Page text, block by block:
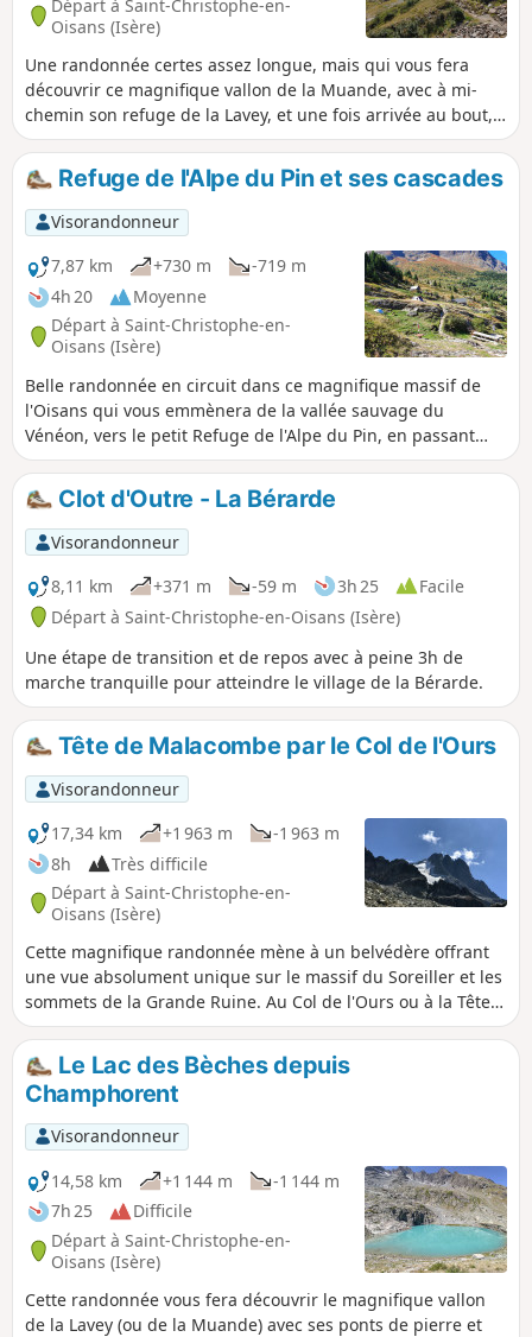
Départ à Saint-Christophe-en-
Oisans (Isère)
Une randonnée certes assez longue, mais qui vous fera
découvrir ce magnifique vallon de la Muande, avec à mi-
chemin son refuge de la Lavey, et une fois arrivée au bout,
ses sommets majestueux et ses glaciers. Aucune difficulté
particulière, sentiers toujours bien visibles et bien fléchés.
Plusieurs variantes possibles : voir § infos pratiques.
Refuge de l'Alpe du Pin et ses cascades
Visorandonneur
7,87 km
+730 m
-719 m
4h 20
Moyenne
Départ à Saint-Christophe-en-
Oisans (Isère)
Belle randonnée en circuit dans ce magnifique massif de
l'Oisans qui vous emmènera de la vallée sauvage du
Vénéon, vers le petit Refuge de l'Alpe du Pin, en passant
vers les deux magnifiques cascades de la Mariande et de
Froide Pisse. La traversée entre les deux vallons permet
d'avoir un beau panorama sur quelques sommets de
l'Oisans.
Clot d'Outre - La Bérarde
Visorandonneur
8,11 km
+371 m -59 m 3h 25
Facile
Départ à Saint-Christophe-en-Oisans (Isère)
Une étape de transition et de repos avec à peine 3h de
marche tranquille pour atteindre le village de la Bérarde.
Tête de Malacombe par le Col de l'Ours
Visorandonneur
17,34 km
+1 963 m
-1 963 m
8h
Très difficile
Départ à Saint-Christophe-en-
Oisans (Isère)
Cette magnifique randonnée mène à un belvédère offrant
une vue absolument unique sur le massif du Soreiller et les
sommets de la Grande Ruine. Au Col de l'Ours ou à la Tête
de Malacombe, le panorama sur les plus beaux sommets de
l'Oisans est exceptionnel. Après une ascension minérale, le
retour par le Lac des Fétoules et le vallon de la Muande est
particulièrement bucolique. ⚠️ L'itinéraire s'effectue en
partie hors sentes et nécessite une bonne lecture du
terrain.
Le Lac des Bèches depuis
Champhorent
Visorandonneur
14,58 km
+1 144 m
-1 144 m
7h 25
Difficile
Départ à Saint-Christophe-en-
Oisans (Isère)
Cette randonnée vous fera découvrir le magnifique vallon
de la Lavey (ou de la Muande) avec ses ponts de pierre et